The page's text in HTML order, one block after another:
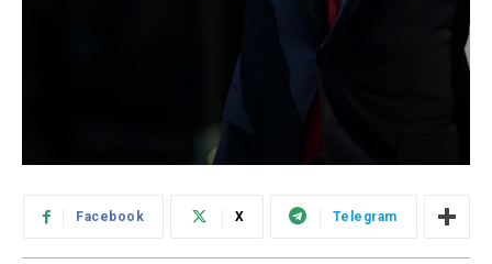
Facebook X Telegram